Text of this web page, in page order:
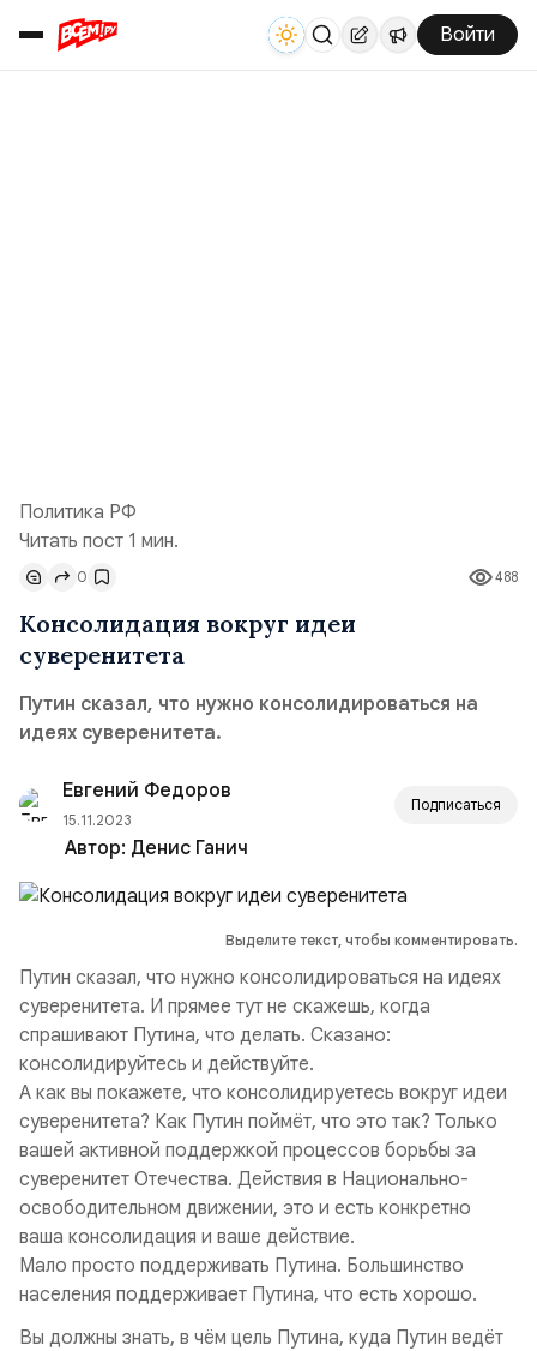
Войти
Политика РФ
Читать пост 1 мин.
488
0
Консолидация вокруг идеи
суверенитета
Путин сказал, что нужно консолидироваться на
идеях суверенитета.
Евгений Федоров
15.11.2023
Подписаться
Автор: Денис Ганич
Выделите текст, чтобы комментировать.
Путин сказал, что нужно консолидироваться на идеях
суверенитета. И прямее тут не скажешь, когда
спрашивают Путина, что делать. Сказано:
консолидируйтесь и действуйте.
А как вы покажете, что консолидируетесь вокруг идеи
суверенитета? Как Путин поймёт, что это так? Только
вашей активной поддержкой процессов борьбы за
суверенитет Отечества. Действия в Национально-
освободительном движении, это и есть конкретно
ваша консолидация и ваше действие.
Мало просто поддерживать Путина. Большинство
населения поддерживает Путина, что есть хорошо.
Вы должны знать, в чём цель Путина, куда Путин ведёт